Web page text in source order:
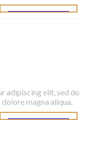
adipiscing elit, sed do
magna aliqua.